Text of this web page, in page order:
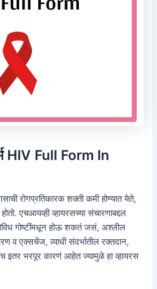
HIV Full Form In
रोगप्रतिकारक शक्ती कमी होण्यात येते,
एचआयव्ही व्हायरसच्या संचारणाबद्दल
गोष्टींमधून होऊ शकतं जसं, अश्लील
व एक्सचेंज, व्याधी संदर्भातील रक्तदान,
इतर भरपूर कारणं आहेत ज्यामुळे हा व्हायरस